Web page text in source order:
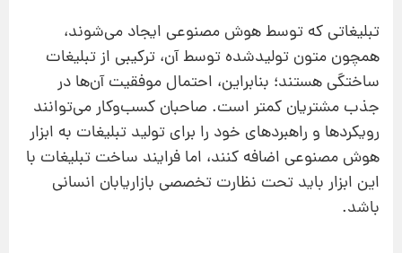
تبلیغاتی که توسط هوش مصنوعی ایجاد می‌شوند،
همچون متون تولیدشده توسط آن، ترکیبی از تبلیغات
ساختگی هستند؛ بنابراین، احتمال موفقیت آن‌ها در
جذب مشتریان کمتر است. صاحبان کسب‌وکار می‌توانند
رویکردها و راهبردهای خود را برای تولید تبلیغات به ابزار
هوش مصنوعی اضافه کنند، اما فرایند ساخت تبلیغات با
این ابزار باید تحت نظارت تخصصی بازاریابان انسانی
باشد.